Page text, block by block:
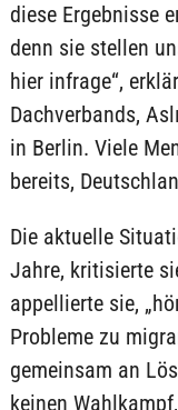
diese Ergebnisse
denn sie stellen
hier infrage“,
Dachverbands,
in Berlin. Viele
bereits,
Die aktuelle
Jahre, kritisierte
appellierte sie,
Probleme zu
gemeinsam an
keinen